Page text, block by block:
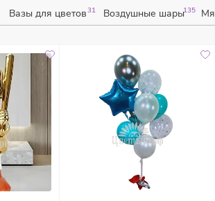
Вазы для цветов31 Воздушные шары135